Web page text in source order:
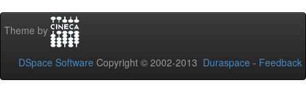
Theme by
DSpace Software Copyright © 2002-2013 Duraspace - Feedback